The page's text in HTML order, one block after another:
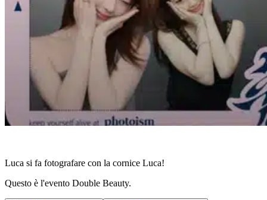
Luca si fa fotografare con la cornice Luca!
Questo è l'evento Double Beauty.